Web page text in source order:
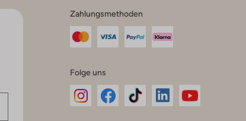
Zahlungsmethoden
Folge uns